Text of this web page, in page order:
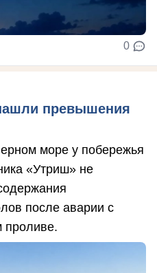
0
превышения
море у побережья
«Утриш» не
после аварии с
проливе.